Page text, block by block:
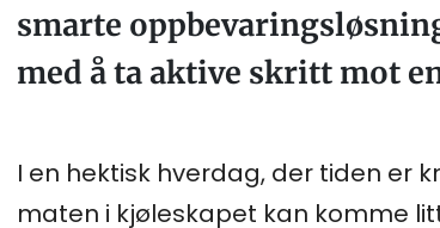
smarte
med å ta aktive skritt mot
I en hektisk hverdag, der tiden er
maten i kjøleskapet kan komme